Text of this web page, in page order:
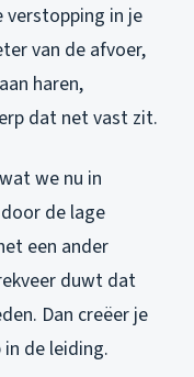
verstopping in je
van de afvoer,
haren,
dat net vast zit.
we nu in
de lage
een ander
duwt dat
Dan creëer je
de leiding.